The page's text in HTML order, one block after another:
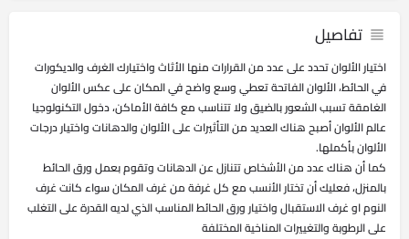
تفاصيل
اختيار الألوان تحدد على عدد من القرارات منها الأثاث واختيارك الغرف والديكورات
في الحائط، الألوان الفاتحة تعطي وسع واضح في المكان على عكس الألوان
الغامقة تسبب الشعور بالضيق ولا تتناسب مع كافة الأماكن، دخول التكنولوجيا
عالم الألوان أصبح هناك العديد من التأثيرات على الألوان والدهانات واختيار درجات
الألوان بأكملها.
كما أن هناك عدد من الأشخاص تتنازل عن الدهانات وتقوم بعمل ورق الحائط
بالمنزل، فعليك أن تختار الأنسب مع كل غرفة من غرف المكان سواء كانت غرف
النوم او غرف الاستقبال واختيار ورق الحائط المناسب الذي لديه القدرة على التغلب
على الرطوبة والتغييرات المناخية المختلفة